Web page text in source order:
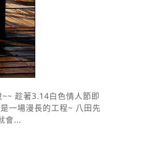
趁著3.14白色情人節即
一場漫長的工程~ 八田先
會...